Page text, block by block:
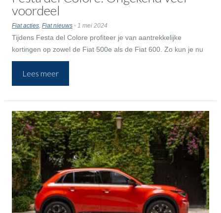
voordeel
Fiat acties, Fiat nieuws- 1 mei 2024
Tijdens Festa del Colore profiteer je van aantrekkelijke
kortingen op zowel de Fiat 500e als de Fiat 600. Zo kun je nu
extra voordelig jouw droomauto bemachtigen. En alsof dat nog
niet genoeg is, kun je tijdens deze actie ook gebruikmaken van
de 50-50 deal: betaal nu de helft en de rest pas over twee jaar!
Lees meer